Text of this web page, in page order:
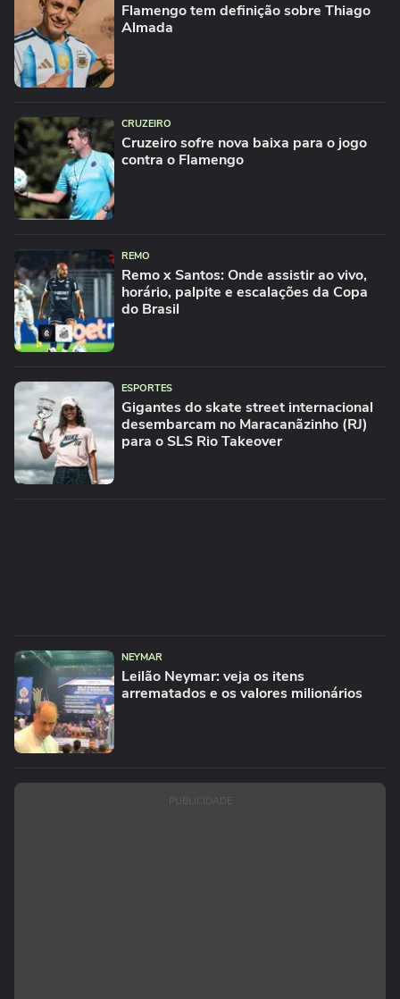
Flamengo tem definição sobre Thiago
Almada
CRUZEIRO
Cruzeiro sofre nova baixa para o jogo
contra o Flamengo
REMO
Remo x Santos: Onde assistir ao vivo,
horário, palpite e escalações da Copa
do Brasil
ESPORTES
Gigantes do skate street internacional
desembarcam no Maracanãzinho (RJ)
para o SLS Rio Takeover
NEYMAR
Leilão Neymar: veja os itens
arrematados e os valores milionários
PUBLICIDADE